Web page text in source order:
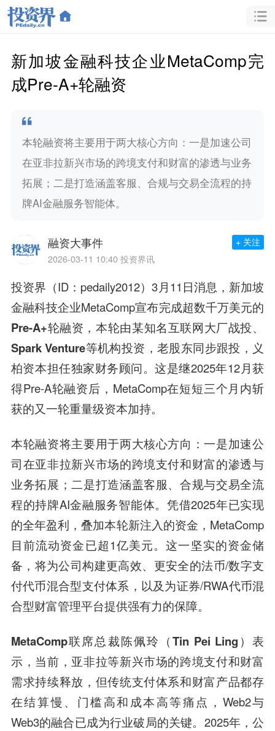
新加坡金融科技企业MetaComp完
成Pre-A+轮融资
本轮融资将主要用于两大核心方向：一是加速公司
在亚非拉新兴市场的跨境支付和财富的渗透与业务
拓展；二是打造涵盖客服、合规与交易全流程的持
牌AI金融服务智能体。
融资大事件
2026-03-11 10:40 投资界讯
+ 关注
投资界（ID：pedaily2012）3月11日消息， 新加坡
金融科技企业MetaComp宣布完成超数千万美元的
Pre-A+轮融资，本轮由某知名互联网大厂战投、
Spark Venture等机构投资，老股东同步跟投，义
柏资本担任独家财务顾问。这是继2025年12月获
得Pre-A轮融资后，MetaComp在短短三个月内斩
获的又一轮重量级资本加持。
本轮融资将主要用于两大核心方向：一是加速公
司在亚非拉新兴市场的跨境支付和财富的渗透与
业务拓展；二是打造涵盖客服、合规与交易全流
程的持牌AI金融服务智能体。凭借2025年已实现
的全年盈利，叠加本轮新注入的资金，MetaComp
目前流动资金已超1亿美元。这一坚实的资金储
备，将为公司构建更高效、更安全的法币/数字支
付代币混合型支付体系，以及为证券/RWA代币混
合型财富管理平台提供强有力的保障。
MetaComp联席总裁陈佩玲（Tin Pei Ling）表
示， 当前，亚非拉等新兴市场的跨境支付和财富
需求持续释放，但传统支付体系和财富产品都存
在结算慢、门槛高和成本高等痛点，Web2与
Web3的融合已成为行业破局的关键。2025年，公